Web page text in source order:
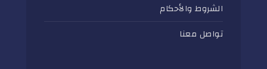
الشروط والأحكام
تواصل معنا